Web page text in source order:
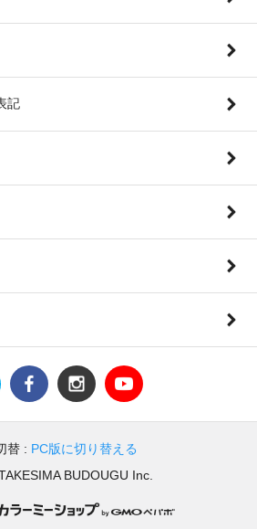
記
替 : PC版に切り替える
BUDOUGU Inc.